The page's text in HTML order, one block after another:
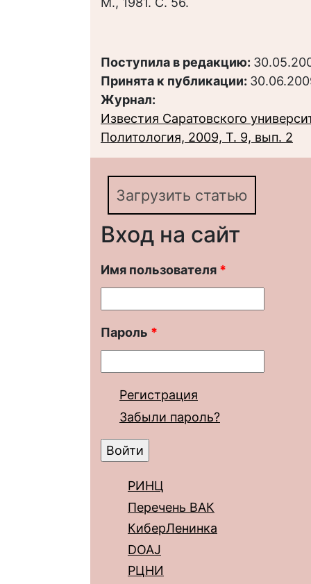
Поступила в редакцию:
Принята к публикации:
Журнал:
Известия Саратовского
Политология, 2009, Т. 9, вып. 2
Загрузить статью
Вход на сайт
Имя пользователя *
Пароль *
Регистрация
Забыли пароль?
РИНЦ
Перечень ВАК
КиберЛенинка
DOAJ
РЦНИ